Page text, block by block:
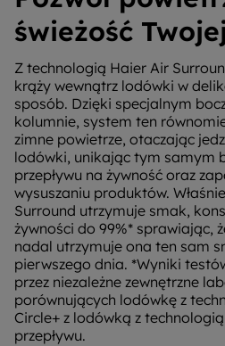
świeżość
Z technologią Haier Air
krąży wewnątrz lodówki w
sposób. Dzięki specjalnym
kolumnie, system ten
zimne powietrze, otaczając
lodówki, unikając tym samym
przepływu na żywność oraz
wysuszaniu produktów.
Surround utrzymuje smak,
żywności do 99%* sprawiając,
nadal utrzymuje ona ten sam
pierwszego dnia. *Wyniki
przez niezależne zewnętrzne
porównujących lodówkę z
Circle+ z lodówką z
przepływu.